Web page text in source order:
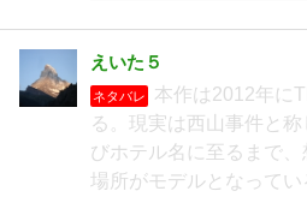
えいた５
ネタバレ
本作は2012年に
る。現実は西山事件と
びホテル名に至るまで、
場所がモデルとなって